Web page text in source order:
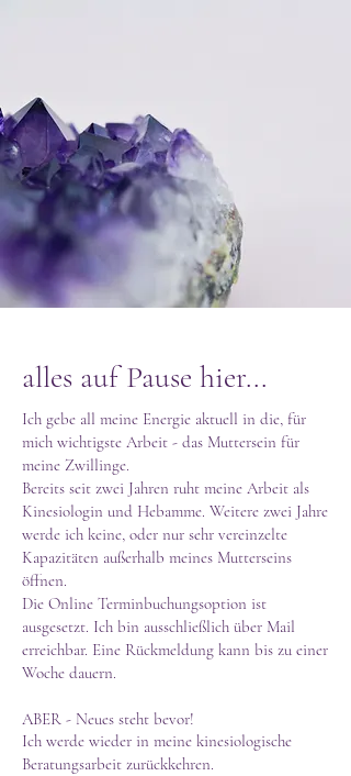
alles auf Pause hier...
Ich gebe all meine Energie aktuell in die, für
mich wichtigste Arbeit - das Muttersein für
meine Zwillinge.
Bereits seit zwei Jahren ruht meine Arbeit als
Kinesiologin und Hebamme. Weitere zwei Jahre
werde ich keine, oder nur sehr vereinzelte
Kapazitäten außerhalb meines Mutterseins
öffnen.
Die Online Terminbuchungsoption ist
ausgesetzt. Ich bin ausschließlich über Mail
erreichbar. Eine Rückmeldung kann bis zu einer
Woche dauern. ​
ABER - Neues steht bevor!
Ich werde wieder in meine kinesiologische
Beratungsarbeit zurückkehren.